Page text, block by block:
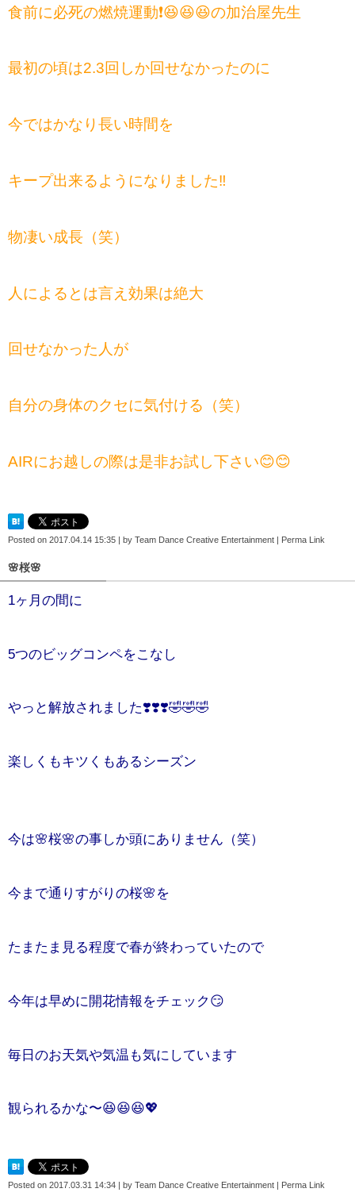
食前に必死の燃焼運動❗️😆😆😆の加治屋先生
最初の頃は2.3回しか回せなかったのに
今ではかなり長い時間を
キープ出来るようになりました‼️
物凄い成長（笑）
人によるとは言え効果は絶大
回せなかった人が
自分の身体のクセに気付ける（笑）
AIRにお越しの際は是非お試し下さい😊😊
Posted on 2017.04.14 15:35 | by Team Dance Creative Entertainment | Perma Link
🌸桜🌸
1ヶ月の間に
5つのビッグコンペをこなし
やっと解放されました❣️❣️❣️🤣🤣🤣
楽しくもキツくもあるシーズン
今は🌸桜🌸の事しか頭にありません（笑）
今まで通りすがりの桜🌸を
たまたま見る程度で春が終わっていたので
今年は早めに開花情報をチェック😏
毎日のお天気や気温も気にしています
観られるかな〜😆😆😆💖
Posted on 2017.03.31 14:34 by Team Dance Creative Entertainment Perma Link